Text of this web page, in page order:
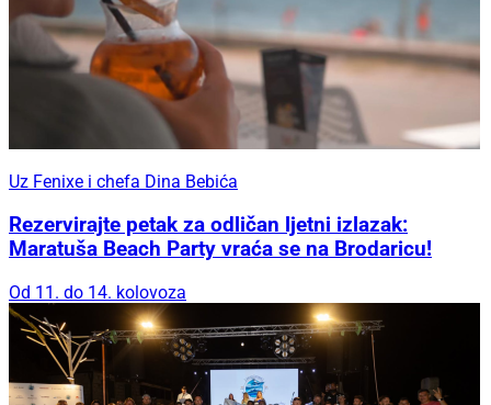
Uz Fenixe i chefa Dina Bebića
Rezervirajte petak za odličan ljetni izlazak:
Maratuša Beach Party vraća se na Brodaricu!
Od 11. do 14. kolovoza